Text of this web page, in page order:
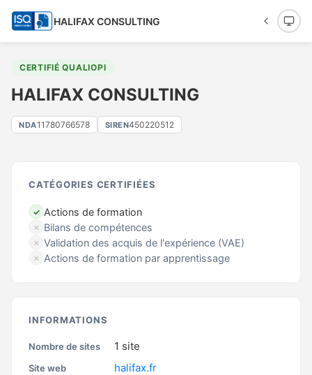
HALIFAX CONSULTING
CERTIFIÉ QUALIOPI
HALIFAX CONSULTING
NDA11780766578 SIREN450220512
CATÉGORIES CERTIFIÉES
✓ Actions de formation
✗ Bilans de compétences
✗ Validation des acquis de l'expérience (VAE)
✗ Actions de formation par apprentissage
INFORMATIONS
Nombre de sites 1 site
Site web halifax.fr